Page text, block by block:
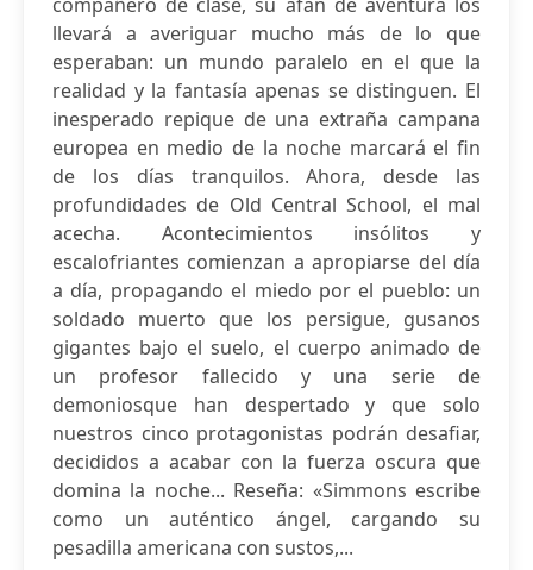
llevará a averiguar mucho más de lo que
esperaban: un mundo paralelo en el que la
realidad y la fantasía apenas se distinguen. El
inesperado repique de una extraña campana
europea en medio de la noche marcará el fin
de los días tranquilos. Ahora, desde las
profundidades de Old Central School, el mal
acecha. Acontecimientos insólitos y
escalofriantes comienzan a apropiarse del día
a día, propagando el miedo por el pueblo: un
soldado muerto que los persigue, gusanos
gigantes bajo el suelo, el cuerpo animado de
un profesor fallecido y una serie de
demoniosque han despertado y que solo
nuestros cinco protagonistas podrán desafiar,
decididos a acabar con la fuerza oscura que
domina la noche... Reseña: «Simmons escribe
como un auténtico ángel, cargando su
pesadilla americana con sustos,...